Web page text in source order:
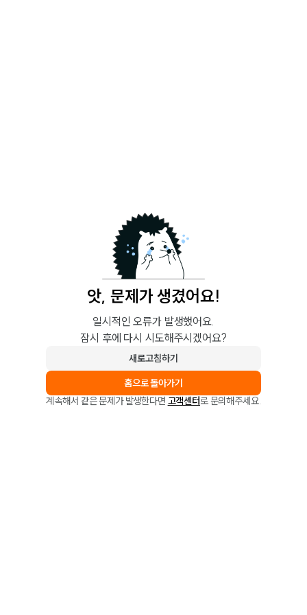
앗, 문제가 생겼어요!
일시적인 오류가 발생했어요.
잠시 후에 다시 시도해주시겠어요?
새로고침하기
홈으로 돌아가기
계속해서 같은 문제가 발생한다면 고객센터로 문의해주세요.